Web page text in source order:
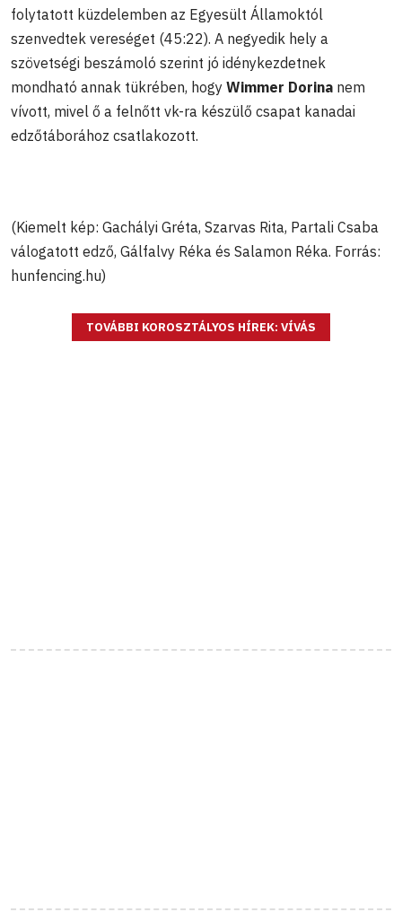
folytatott küzdelemben az Egyesült Államoktól
szenvedtek vereséget (45:22). A negyedik hely a
szövetségi beszámoló szerint jó idénykezdetnek
mondható annak tükrében, hogy Wimmer Dorina nem
vívott, mivel ő a felnőtt vk-ra készülő csapat kanadai
edzőtáborához csatlakozott.
(Kiemelt kép: Gachályi Gréta, Szarvas Rita, Partali Csaba
válogatott edző, Gálfalvy Réka és Salamon Réka. Forrás:
hunfencing.hu)
TOVÁBBI KOROSZTÁLYOS HÍREK: VÍVÁS